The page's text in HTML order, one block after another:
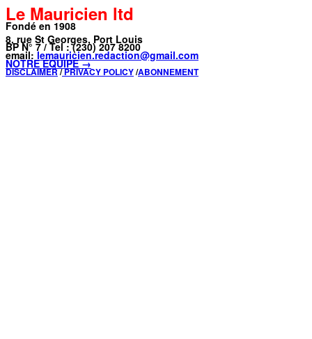
Le Mauricien ltd
Fondé en 1908
8, rue St Georges, Port Louis
BP N° 7 / Tel : (230) 207 8200
email: lemauricien.redaction@gmail.com
NOTRE ÉQUIPE →
DISCLAIMER/PRIVACY POLICY/ABONNEMENT